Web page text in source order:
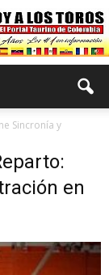
Sincronía y
en